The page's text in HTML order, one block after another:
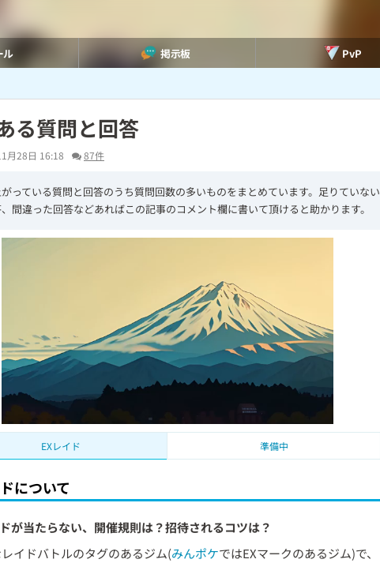
ル 掲示板 PvP
る質問と回答
月28日 16:18 87件
っている質問と回答のうち質問回数の多いものをまとめています。足りていない
間違った回答などあればこの記事のコメント欄に書いて頂けると助かります。
EXレイド 準備中
について
が当たらない、開催規則は？招待されるコツは？
イドバトルのタグのあるジム(みんポケではEXマークのあるジム)で、